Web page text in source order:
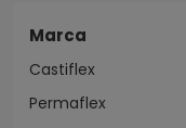
Marca
Castiflex
Permaflex